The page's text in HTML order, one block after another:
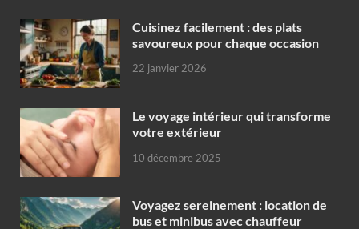
Cuisinez facilement : des plats
savoureux pour chaque occasion
22 janvier 2026
Le voyage intérieur qui transforme
votre extérieur
10 décembre 2025
Voyagez sereinement : location de
bus et minibus avec chauffeur